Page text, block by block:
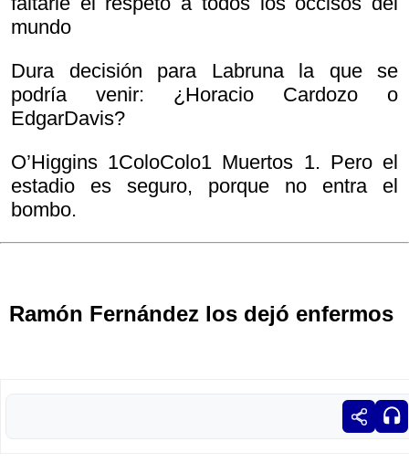
mundo
Dura decisión para Labruna la que se
podría venir: ¿Horacio Cardozo o
EdgarDavis?
O’Higgins 1ColoColo1 Muertos 1. Pero el
estadio es seguro, porque no entra el
bombo.
Ramón Fernández los dejó enfermos